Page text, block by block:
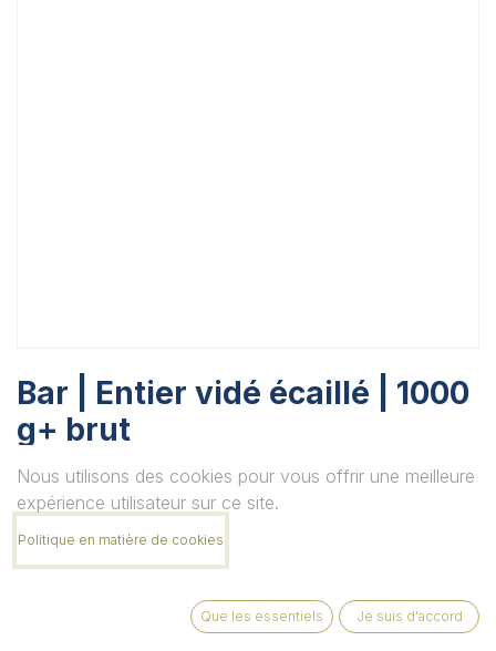
Bar | Entier vidé écaillé | 1000
g+ brut
Unité
Quantité
Nous utilisons des cookies pour vous offrir une meilleure
expérience utilisateur sur ce site.
Politique en matière de cookies
Que les essentiels Je suis d'accord